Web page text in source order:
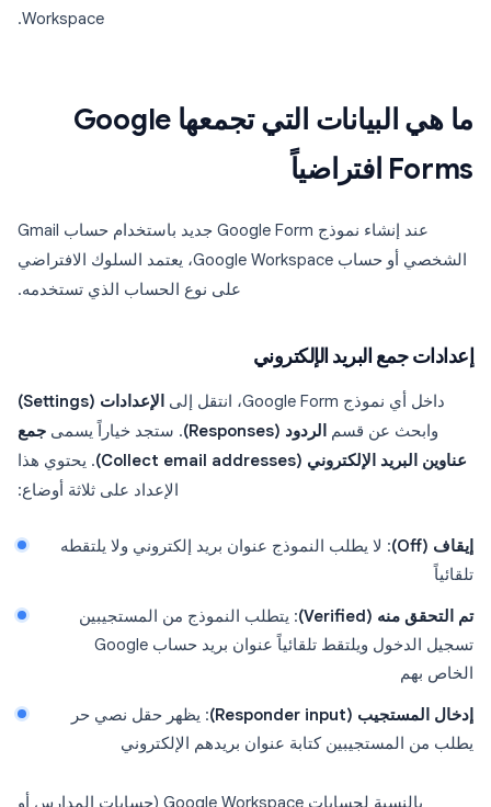
Workspace.
ما هي البيانات التي تجمعها Google
Forms افتراضياً
عند إنشاء نموذج Google Form جديد باستخدام حساب Gmail
الشخصي أو حساب Google Workspace، يعتمد السلوك الافتراضي
على نوع الحساب الذي تستخدمه.
إعدادات جمع البريد الإلكتروني
داخل أي نموذج Google Form، انتقل إلى
الإعدادات (Settings)
وابحث عن قسم الردود (Responses) . ستجد خياراً يسمى جمع
عناوين البريد الإلكتروني (Collect email addresses)
. يحتوي هذا
الإعداد على ثلاثة أوضاع:
إيقاف (Off)
: لا يطلب النموذج عنوان بريد إلكتروني ولا يلتقطه
تلقائياً
تم التحقق منه (Verified)
: يتطلب النموذج من المستجيبين
تسجيل الدخول ويلتقط تلقائياً عنوان بريد حساب Google
الخاص بهم
إدخال المستجيب (Responder input)
: يظهر حقل نصي حر
يطلب من المستجيبين كتابة عنوان بريدهم الإلكتروني
بالنسبة لحسابات Google Workspace (حسابات المدارس أو